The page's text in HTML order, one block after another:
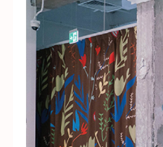
NF 種籽 NF Points
最近搜尋紀錄